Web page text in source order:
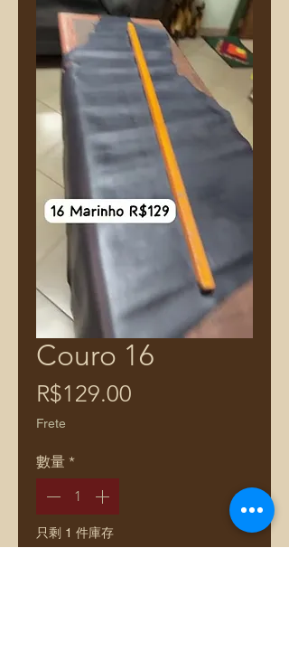
Couro 16
R$129.00
Frete
數量 *
只剩 1 件庫存